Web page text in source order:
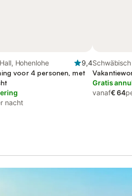
Hohenlohe
9,4
voor 4 personen, met
nacht
Gratis
vanaf€ 64